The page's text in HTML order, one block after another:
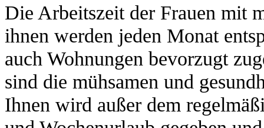
Die Arbeitszeit der Frauen mit
ihnen werden jeden Monat
auch Wohnungen bevorzugt
sind die mühsamen und
Ihnen wird außer dem